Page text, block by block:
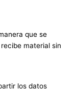
que se
material sin
los datos